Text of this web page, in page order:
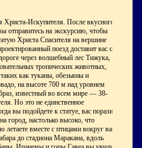
Христа-Искупителя. После вкусного
отправитесь на экскурсию, чтобы
Христа Спасителя на вершине
поезд доставит вас с
через волшебный лес Тижука,
тропических животных,
как туканы, обезьяны и
на высоте 700 м над уровнем
известный во всем мире — 38-
Но это не единственное
вы подойдете к статуе, вас поразит
город, настолько высоко, что
летаете вместе с птицами вокруг вас.
до стадиона Маракана, вдоль